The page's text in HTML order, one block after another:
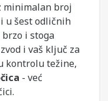
minimalan broj
u šest odličnih
i stoga
i vaš ključ za
kontrolu težine,
- već